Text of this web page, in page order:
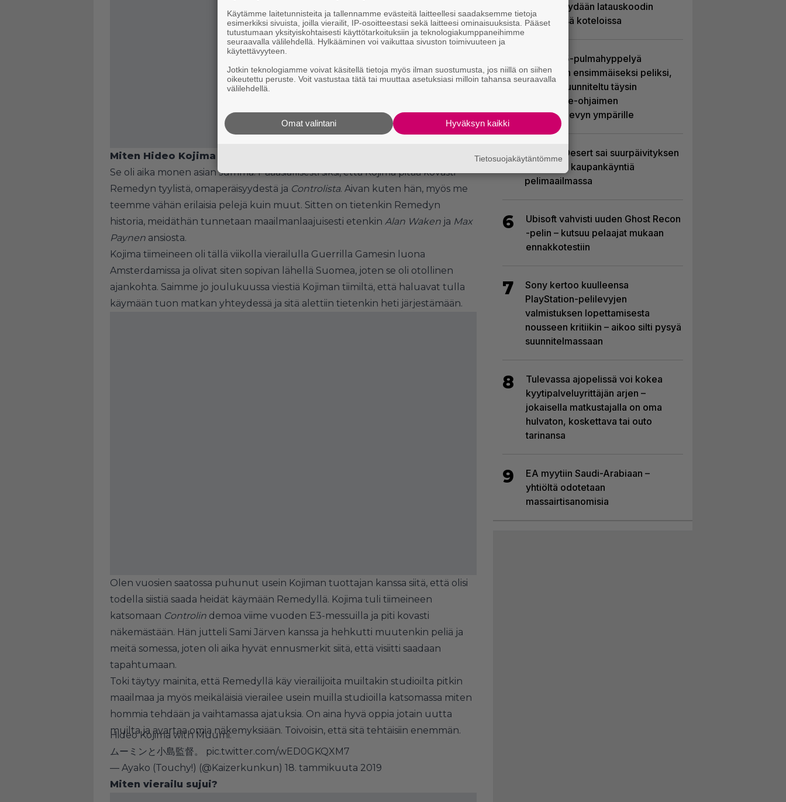
Miten Hideo Kojima päätyi vierailemaan Remedyllä?
Se oli aika monen asian summa. Pääasiallisesti siksi, että Kojima pitää kovasti
Remedyn tyylistä, omaperäisyydestä ja Controlista. Aivan kuten hän, myös me
teemme vähän erilaisia pelejä kuin muut. Sitten on tietenkin Remedyn
historia, meidäthän tunnetaan maailmanlaajuisesti etenkin Alan Waken ja Max
Paynen ansiosta.
Kojima tiimeineen oli tällä viikolla vierailulla Guerrilla Gamesin luona
Amsterdamissa ja olivat siten sopivan lähellä Suomea, joten se oli otollinen
ajankohta. Saimme jo joulukuussa viestiä Kojiman tiimiltä, että haluavat tulla
käymään tuon matkan yhteydessä ja sitä alettiin tietenkin heti järjestämään.
Olen vuosien saatossa puhunut usein Kojiman tuottajan kanssa siitä, että olisi
todella siistiä saada heidät käymään Remedyllä. Kojima tuli tiimeineen
katsomaan Controlin demoa viime vuoden E3-messuilla ja piti kovasti
näkemästään. Hän jutteli Sami Järven kanssa ja hehkutti muutenkin peliä ja
meitä somessa, joten oli aika hyvät ennusmerkit siitä, että visiitti saadaan
tapahtumaan.
Toki täytyy mainita, että Remedyllä käy vierailijoita muiltakin studioilta pitkin
maailmaa ja myös meikäläisiä vierailee usein muilla studioilla katsomassa miten
hommia tehdään ja vaihtamassa ajatuksia. On aina hyvä oppia jotain uutta
muilta ja avartaa omia näkemyksiään. Toivoisin, että sitä tehtäisiin enemmän.
Hideo Kojima with Muumi.
ムーミンと小島監督。 pic.twitter.com/wED0GKQXM7
— Ayako (Touchy!) (@Kaizerkunkun) 18. tammikuuta 2019
Miten vierailu sujui?
pelejä myydään latauskoodin
sisältävissä koteloissa
4
Uutta PS5-pulmahyppelyä
kuvaillaan ensimmäiseksi peliksi,
joka on suunniteltu täysin
DualSense-ohjaimen
kosketuslevyn ympärille
5
Crimson Desert sai suurpäivityksen
– uudistaa kaupankäyntiä
pelimaailmassa
6
Ubisoft vahvisti uuden Ghost Recon
-pelin – kutsuu pelaajat mukaan
ennakkotestiin
7
Sony kertoo kuulleensa
PlayStation-pelilevyjen
valmistuksen lopettamisesta
nousseen kritiikin – aikoo silti pysyä
suunnitelmassaan
8
Tulevassa ajopelissä voi kokea
kyytipalveluyrittäjän arjen –
jokaisella matkustajalla on oma
hulvaton, koskettava tai outo
tarinansa
9
EA myytiin Saudi-Arabiaan –
yhtiöltä odotetaan
massairtisanomisia
Käytämme laitetunnisteita ja tallennamme evästeitä laitteellesi saadaksemme tietoja
esimerkiksi sivuista, joilla vierailit, IP-osoitteestasi sekä laitteesi ominaisuuksista. Pääset
tutustumaan yksityiskohtaisesti käyttötarkoituksiin ja teknologiakumppaneihimme
seuraavalla välilehdellä. Hylkääminen voi vaikuttaa sivuston toimivuuteen ja
käytettävyyteen.
Jotkin teknologiamme voivat käsitellä tietoja myös ilman suostumusta, jos niillä on siihen
oikeutettu peruste. Voit vastustaa tätä tai muuttaa asetuksiasi milloin tahansa seuraavalla
välilehdellä.
Hyväksyn kaikki
Omat valintani
Tietosuojakäytäntömme